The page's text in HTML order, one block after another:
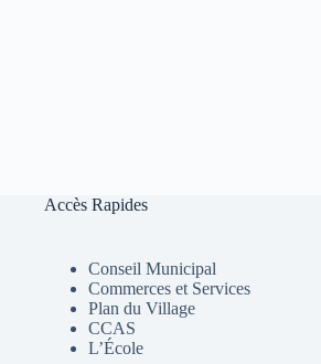
Accès Rapides
Conseil Municipal
Commerces et Services
Plan du Village
CCAS
L’École